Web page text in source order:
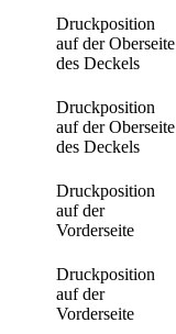
Druckposition
auf der Oberseite
des Deckels
Druckposition
auf der Oberseite
des Deckels
Druckposition
auf der
Vorderseite
Druckposition
auf der
Vorderseite